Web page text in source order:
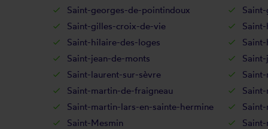
Saint-georges-de-pointindoux
Saint-gilles-croix-de-vie
Saint-hilaire-des-loges
Saint-jean-de-monts
Saint-laurent-sur-sèvre
Saint-martin-de-fraigneau
Saint-martin-lars-en-sainte-hermine
Saint-Mesmin